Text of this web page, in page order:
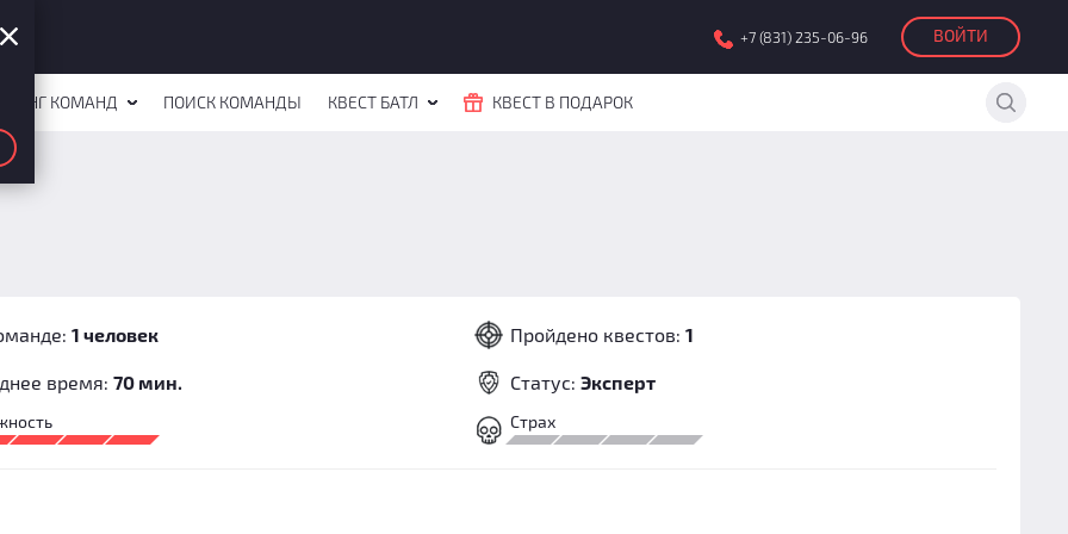
+7 (831) 235-06-96 ВОЙТИ
КОМАНД ПОИСК КОМАНДЫ КВЕСТ БАТЛ КВЕСТ В ПОДАРОК
1 человек Пройдено квестов:1
время:70 мин. Статус:Эксперт
Страх